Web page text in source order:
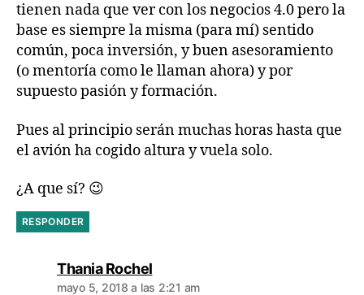
tienen nada que ver con los negocios 4.0 pero la
base es siempre la misma (para mí) sentido
común, poca inversión, y buen asesoramiento
(o mentoría como le llaman ahora) y por
supuesto pasión y formación.
Pues al principio serán muchas horas hasta que
el avión ha cogido altura y vuela solo.
¿A que sí? 😉
RESPONDER
Thania Rocheldice:
mayo 5, 2018 a las 2:21 am